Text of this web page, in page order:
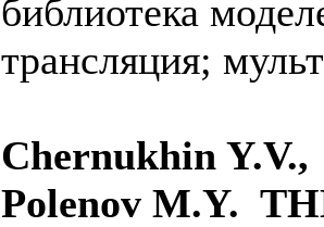
библиотека
трансляция;
Chernukhin
Polenov M.Y.